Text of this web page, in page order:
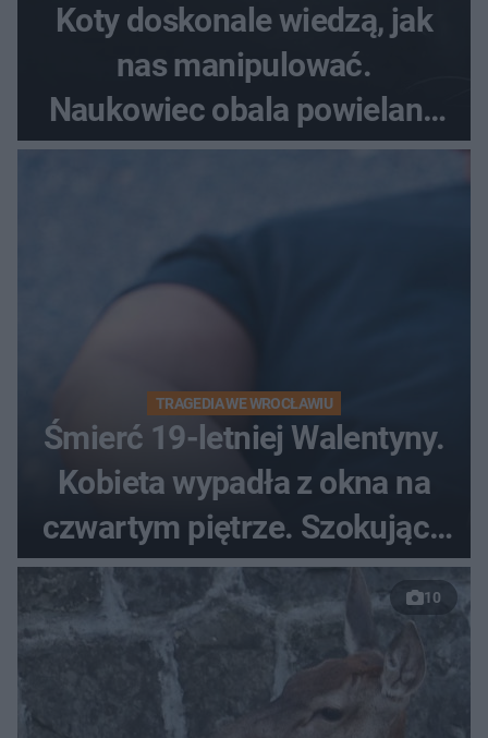
Koty doskonale wiedzą, jak
nas manipulować.
Naukowiec obala powielane
od lat mity na ich temat
TRAGEDIA WE WROCŁAWIU
Śmierć 19-letniej Walentyny.
Kobieta wypadła z okna na
czwartym piętrze. Szokujące
nagranie trafiło do sieci
10